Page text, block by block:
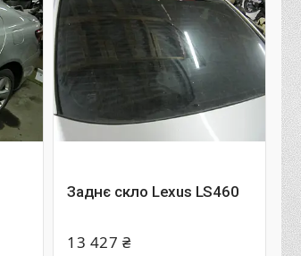
Заднє скло Lexus LS460
13 427 ₴